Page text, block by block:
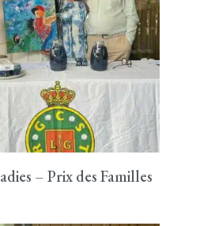
– Prix des Familles